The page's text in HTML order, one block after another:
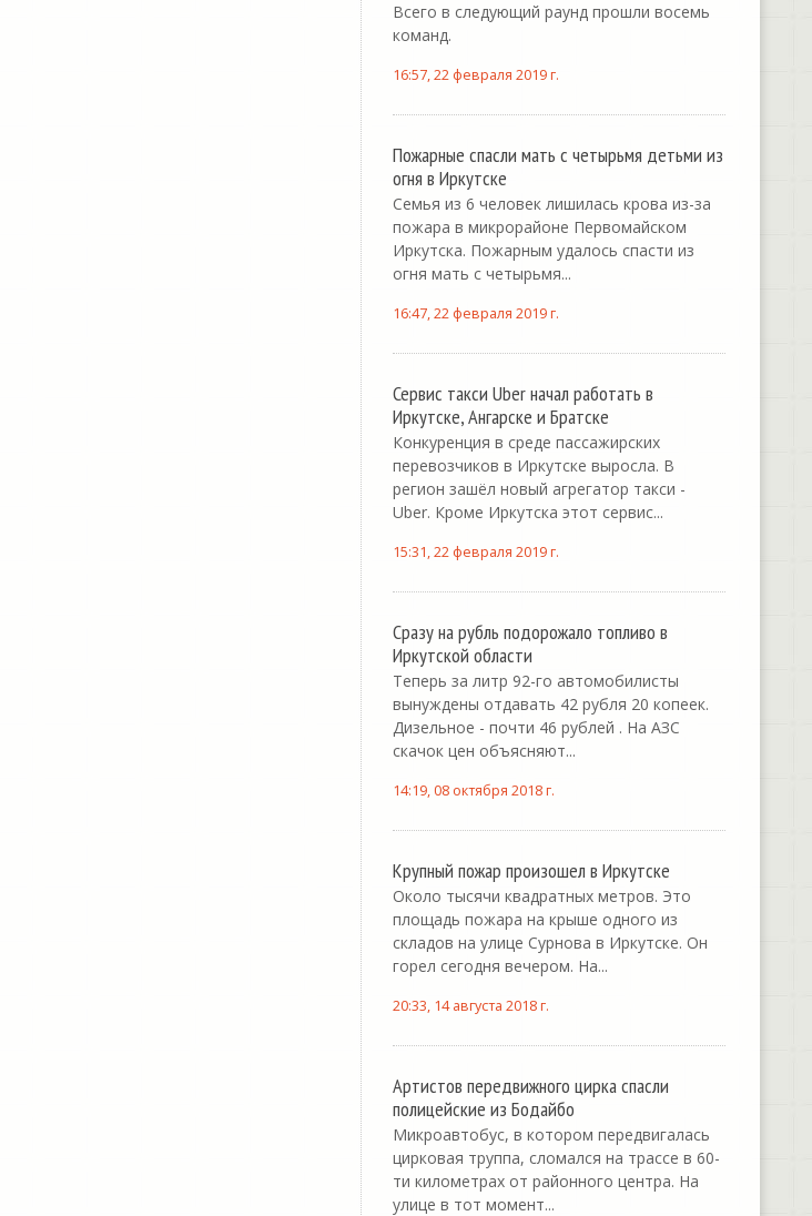
Всего в следующий раунд прошли восемь
команд.
16:57, 22 февраля 2019 г.
Пожарные спасли мать с четырьмя детьми из
огня в Иркутске
Семья из 6 человек лишилась крова из-за
пожара в микрорайоне Первомайском
Иркутска. Пожарным удалось спасти из
огня мать с четырьмя...
16:47, 22 февраля 2019 г.
Сервис такси Uber начал работать в
Иркутске, Ангарске и Братске
Конкуренция в среде пассажирских
перевозчиков в Иркутске выросла. В
регион зашёл новый агрегатор такси -
Uber. Кроме Иркутска этот сервис...
15:31, 22 февраля 2019 г.
Сразу на рубль подорожало топливо в
Иркутской области
Теперь за литр 92-го автомобилисты
вынуждены отдавать 42 рубля 20 копеек.
Дизельное - почти 46 рублей . На АЗС
скачок цен объясняют...
14:19, 08 октября 2018 г.
Крупный пожар произошел в Иркутске
Около тысячи квадратных метров. Это
площадь пожара на крыше одного из
складов на улице Сурнова в Иркутске. Он
горел сегодня вечером. На...
20:33, 14 августа 2018 г.
Артистов передвижного цирка спасли
полицейские из Бодайбо
Микроавтобус, в котором передвигалась
цирковая труппа, сломался на трассе в 60-
ти километрах от районного центра. На
улице в тот момент...